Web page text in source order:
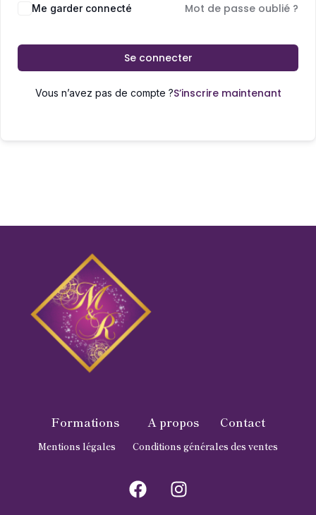
Me garder connecté Mot de passe oublié ?
Se connecter
Vous n’avez pas de compte ?S’inscrire maintenant
Formations A propos Contact
Mentions légales Conditions générales des ventes